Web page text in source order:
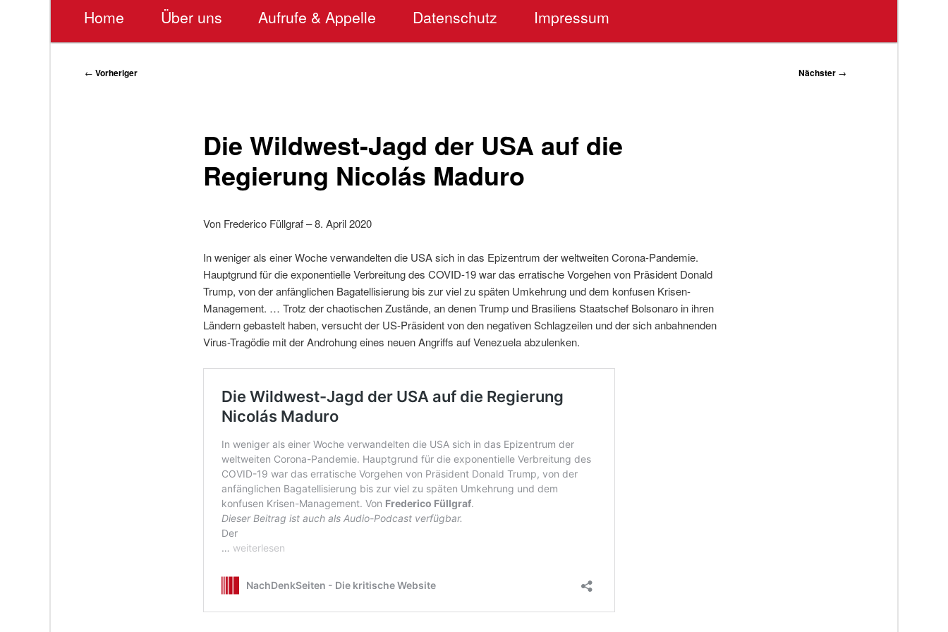
Home Über uns Aufrufe & Appelle Datenschutz Impressum
Beitragsnavigation
← Vorheriger Nächster →
Die Wildwest-Jagd der USA auf die
Regierung Nicolás Maduro
Von Frederico Füllgraf – 8. April 2020
In weniger als einer Woche verwandelten die USA sich in das Epizentrum der weltweiten Corona-Pandemie.
Hauptgrund für die exponentielle Verbreitung des COVID-19 war das erratische Vorgehen von Präsident Donald
Trump, von der anfänglichen Bagatellisierung bis zur viel zu späten Umkehrung und dem konfusen Krisen-
Management. … Trotz der chaotischen Zustände, an denen Trump und Brasiliens Staatschef Bolsonaro in ihren
Ländern gebastelt haben, versucht der US-Präsident von den negativen Schlagzeilen und der sich anbahnenden
Virus-Tragödie mit der Androhung eines neuen Angriffs auf Venezuela abzulenken.